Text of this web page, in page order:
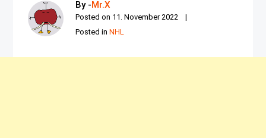
By -Mr.X
Posted on 11. November 2022
Posted inNHL